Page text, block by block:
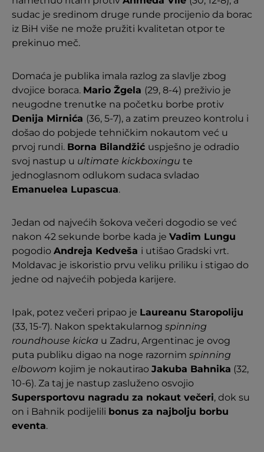
sudac je sredinom druge runde procijenio da borac
iz BiH više ne može pružiti kvalitetan otpor te
prekinuo meč.
Domaća je publika imala razlog za slavlje zbog
dvojice boraca. Mario Žgela (29, 8-4) preživio je
neugodne trenutke na početku borbe protiv
Denija Mirnića (36, 5-7), a zatim preuzeo kontrolu i
došao do pobjede tehničkim nokautom već u
prvoj rundi. Borna Bilandžić uspješno je odradio
svoj nastup u ultimate kickboxingu te
jednoglasnom odlukom sudaca svladao
Emanuelea Lupascua.
Jedan od najvećih šokova večeri dogodio se već
nakon 42 sekunde borbe kada je Vadim Lungu
pogodio Andreja Kedveša i utišao Gradski vrt.
Moldavac je iskoristio prvu veliku priliku i stigao do
jedne od najvećih pobjeda karijere.
Ipak, potez večeri pripao je Laureanu Staropoliju
(33, 15-7). Nakon spektakularnog spinning
roundhouse kicka u Zadru, Argentinac je ovog
puta publiku digao na noge razornim spinning
elbowom kojim je nokautirao Jakuba Bahnika (32,
10-6). Za taj je nastup zasluženo osvojio
Supersportovu nagradu za nokaut večeri, dok su
on i Bahnik podijelili bonus za najbolju borbu
eventa.